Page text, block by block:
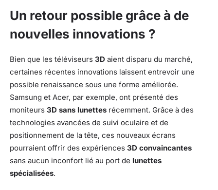
Un retour possible grâce à de
nouvelles innovations ?
Bien que les téléviseurs 3D aient disparu du marché,
certaines récentes innovations laissent entrevoir une
possible renaissance sous une forme améliorée.
Samsung et Acer, par exemple, ont présenté des
moniteurs 3D sans lunettes récemment. Grâce à des
technologies avancées de suivi oculaire et de
positionnement de la tête, ces nouveaux écrans
pourraient offrir des expériences 3D convaincantes
sans aucun inconfort lié au port de lunettes
spécialisées.